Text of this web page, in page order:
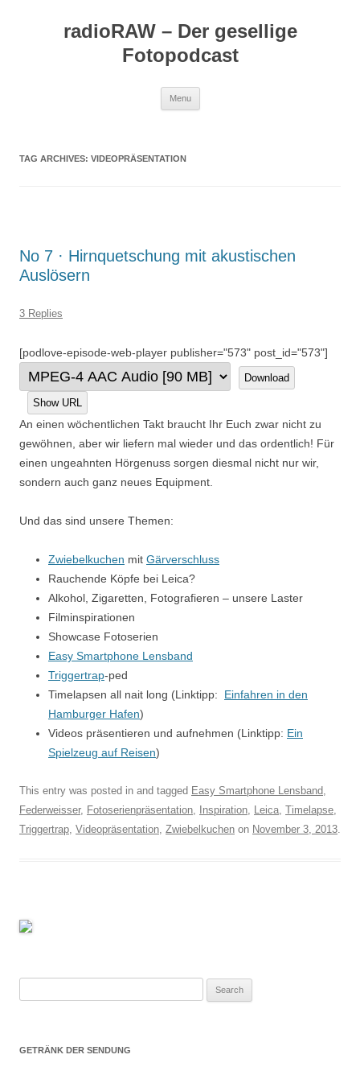
radioRAW – Der gesellige
Fotopodcast
Menu
TAG ARCHIVES: VIDEOPRÄSENTATION
No 7 · Hirnquetschung mit akustischen
Auslösern
3 Replies
[podlove-episode-web-player publisher="573" post_id="573"]
Download
Show URL
An einen wöchentlichen Takt braucht Ihr Euch zwar nicht zu
gewöhnen, aber wir liefern mal wieder und das ordentlich! Für
einen ungeahnten Hörgenuss sorgen diesmal nicht nur wir,
sondern auch ganz neues Equipment.
Und das sind unsere Themen:
Zwiebelkuchen mit Gärverschluss
Rauchende Köpfe bei Leica?
Alkohol, Zigaretten, Fotografieren – unsere Laster
Filminspirationen
Showcase Fotoserien
Easy Smartphone Lensband
Triggertrap-ped
Timelapsen all nait long (Linktipp: Einfahren in den
Hamburger Hafen)
Videos präsentieren und aufnehmen (Linktipp: Ein
Spielzeug auf Reisen)
This entry was posted in and tagged Easy Smartphone Lensband,
Federweisser, Fotoserienpräsentation, Inspiration, Leica, Timelapse,
Triggertrap, Videopräsentation, Zwiebelkuchen on November 3, 2013.
GETRÄNK DER SENDUNG